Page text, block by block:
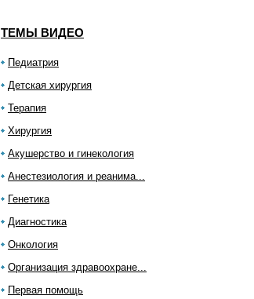
ТЕМЫ ВИДЕО
Педиатрия
Детская хирургия
Терапия
Хирургия
Акушерство и гинекология
Анестезиология и реанима...
Генетика
Диагностика
Онкология
Организация здравоохране...
Первая помощь